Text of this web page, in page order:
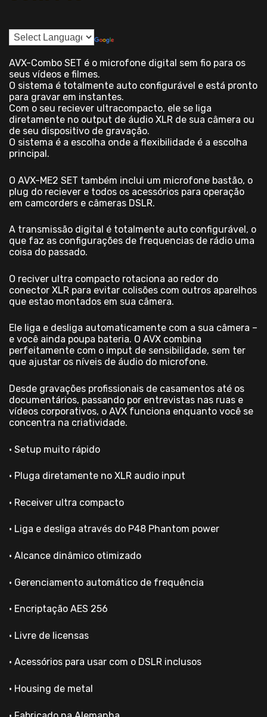
AVX-Combo SET é o microfone digital sem fio para os
seus vídeos e filmes.
O sistema é totalmente auto configurável e está pronto
para gravar em instantes.
Com o seu reciever ultracompacto, ele se liga
diretamente no output de áudio XLR de sua câmera ou
de seu dispositivo de gravação.
O sistema é a escolha onde a flexibilidade é a escolha
principal.
O AVX-ME2 SET também inclui um microfone bastão, o
plug do reciever e todos os acessórios para operação
em camcorders e câmeras DSLR.
A transmissão digital é totalmente auto configurável, o
que faz as configurações de frequencias de rádio uma
coisa do passado.
O reciver ultra compacto rotaciona ao redor do
conector XLR para evitar colisões com outros aparelhos
que estao montados em sua câmera.
Ele liga e desliga automaticamente com a sua câmera –
e você ainda poupa bateria. O AVX combina
perfeitamente com o imput de sensibilidade, sem ter
que ajustar os níveis de áudio do microfone.
Desde gravações profissionais de casamentos até os
documentários, passando por entrevistas nas ruas e
vídeos corporativos, o AVX funciona enquanto você se
concentra na criatividade.
• Setup muito rápido
• Pluga diretamente no XLR audio input
• Receiver ultra compacto
• Liga e desliga através do P48 Phantom power
• Alcance dinâmico otimizado
• Gerenciamento automático de frequência
• Encriptação AES 256
• Livre de licensas
• Acessórios para usar com o DSLR inclusos
• Housing de metal